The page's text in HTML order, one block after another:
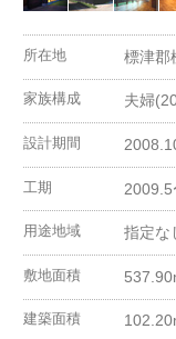
所在地 標津郡
家族構成 夫婦
設計期間
工期
用途地域 指定な
敷地面積
建築面積